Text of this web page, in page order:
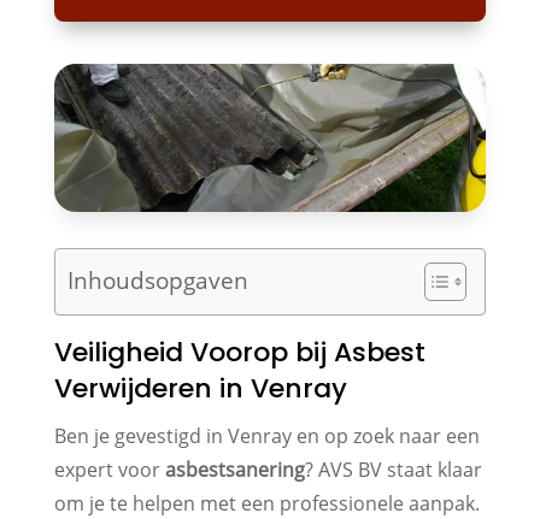
Inhoudsopgaven
Veiligheid Voorop bij Asbest
Verwijderen in Venray
Ben je gevestigd in Venray en op zoek naar een
expert voorasbestsanering? AVS BV staat klaar
om je te helpen met een professionele aanpak.